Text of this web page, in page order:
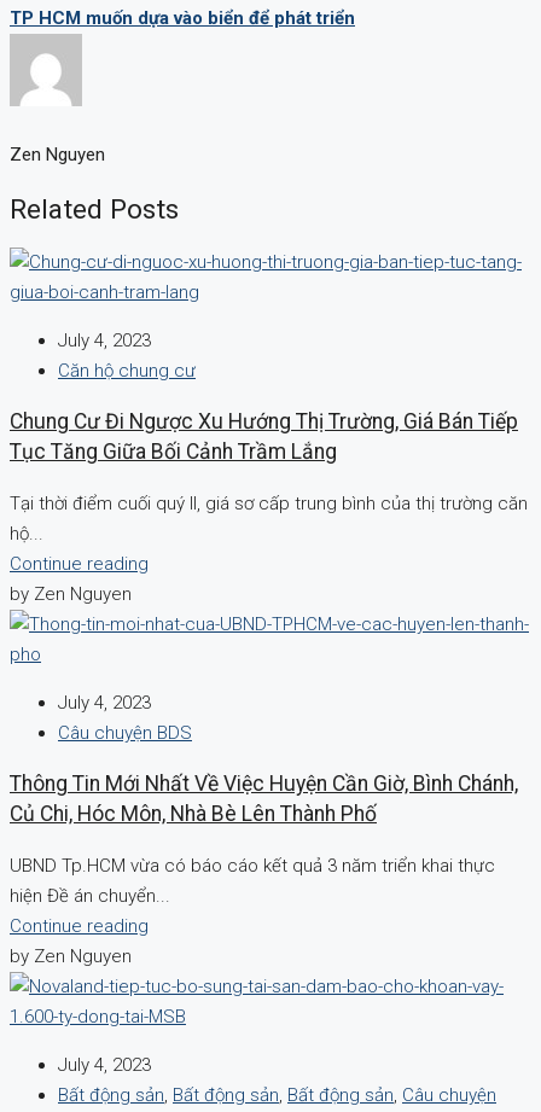
TP HCM muốn dựa vào biển để phát triển
Zen Nguyen
Related Posts
July 4, 2023
Căn hộ chung cư
Chung Cư Đi Ngược Xu Hướng Thị Trường, Giá Bán Tiếp
Tục Tăng Giữa Bối Cảnh Trầm Lắng
Tại thời điểm cuối quý II, giá sơ cấp trung bình của thị trường căn
hộ...
Continue reading
by Zen Nguyen
July 4, 2023
Câu chuyện BDS
Thông Tin Mới Nhất Về Việc Huyện Cần Giờ, Bình Chánh,
Củ Chi, Hóc Môn, Nhà Bè Lên Thành Phố
UBND Tp.HCM vừa có báo cáo kết quả 3 năm triển khai thực
hiện Đề án chuyển...
Continue reading
by Zen Nguyen
July 4, 2023
Bất động sản, Bất động sản, Bất động sản, Câu chuyện